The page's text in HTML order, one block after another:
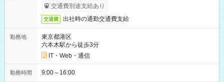
交通費別途支給あり
交通費 出社時の通勤交通費支給
勤務地
東京都港区
六本木駅から徒歩3分
IT・Web・通信
勤務時間 9:00～16:00